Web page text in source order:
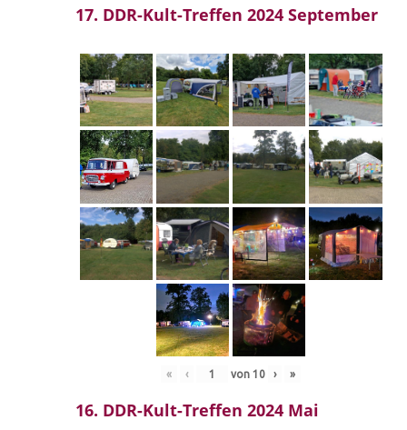
17. DDR-Kult-Treffen 2024 September
« ‹ von 10 › »
16. DDR-Kult-Treffen 2024 Mai